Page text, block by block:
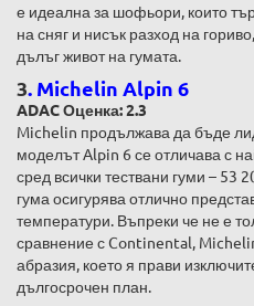
е идеална за шофьори, които
на сняг и нисък разход на
дълъг живот на гумата.
3. Michelin Alpin 6
ADAC Оценка: 2.3
Michelin продължава да бъде
моделът Alpin 6 се отличава с
сред всички тествани гуми – 53
гума осигурява отлично
температури. Въпреки че не е
сравнение с Continental,
абразия, което я прави
дългосрочен план.